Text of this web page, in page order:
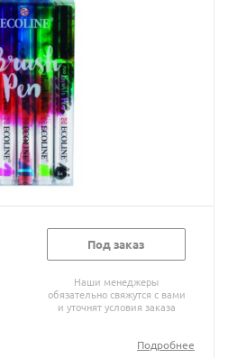
Под заказ
Наши менеджеры
обязательно свяжутся с вами
и уточнят условия заказа
Подробнее